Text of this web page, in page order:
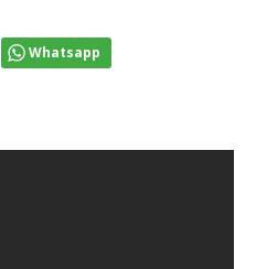
Whatsapp